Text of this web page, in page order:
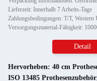
Lieferzeit: Innerhalb 7 Arbeits-Tage
Zahlungsbedingungen: T/T, Western
Versorgungsmaterial-Fähigkeit:
Detail
Hervorheben: 40 cm
ISO 13485 Prothesenzubehör